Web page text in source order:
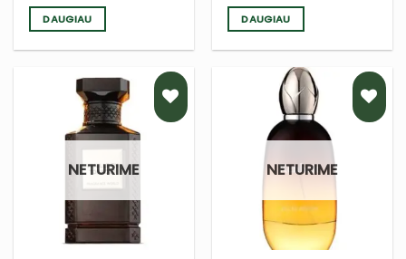
DAUGIAU DAUGIAU
PRIDĖTI
Į NORŲ
NETURIME
Į NORŲ
NETURIME